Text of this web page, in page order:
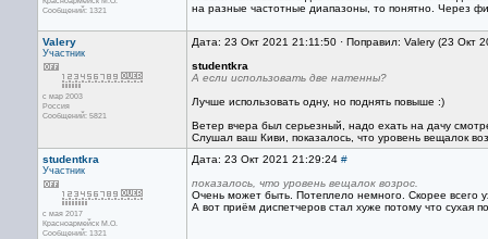
Сообщений: 1321
на разные частотные диапазоны, то понятно. Через
Valery
Участник
с мар 2003
Россия
Сообщений: 5821
Дата: 23 Окт 2021 21:11:50 · Поправил: Valery (23 Окт
studentkra
А если использовать две натенны?
Лучше использовать одну, но поднять повыше :)
Ветер вчера был серьезный, надо ехать на дачу
Слушал ваш Киви, показалось, что уровень вещалок
studentkra
Участник
с мая 2017
Красноармейск М.О.
Сообщений: 1321
Дата: 23 Окт 2021 21:29:24 #
показалось, что уровень вещалок возрос.
Очень может быть. Потеплело немного. Скорее всего
А вот приём диспетчеров стал хуже потому что сухая